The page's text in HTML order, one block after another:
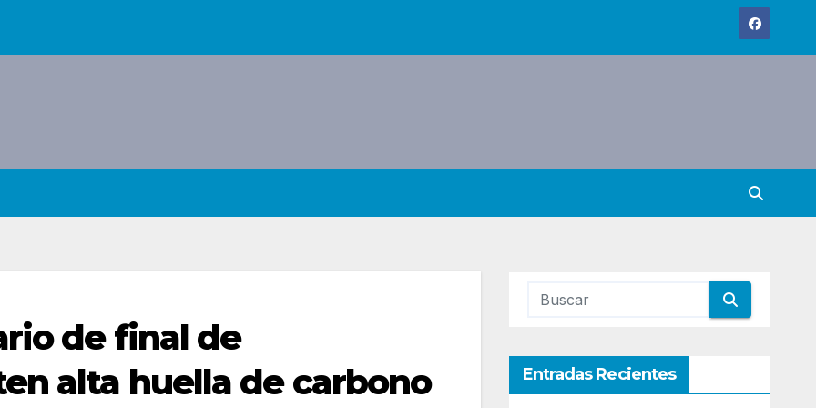
de final de
alta huella de carbono
Entradas Recientes